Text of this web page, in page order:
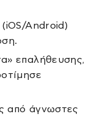
Android)
επαλήθευσης,
από άγνωστες